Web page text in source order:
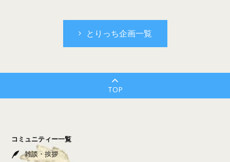
とりっち企画一覧
TOP
コミュニティー一覧
雑談・挨拶